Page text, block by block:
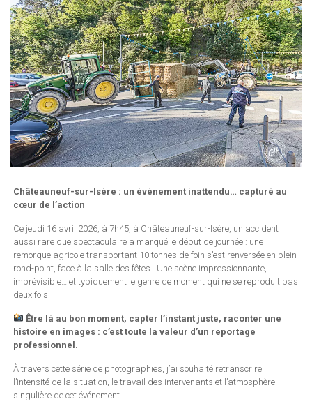
Châteauneuf-sur-Isère : un événement inattendu… capturé au
cœur de l’action
Ce jeudi 16 avril 2026, à 7h45, à Châteauneuf-sur-Isère, un accident
aussi rare que spectaculaire a marqué le début de journée : une
remorque agricole transportant 10 tonnes de foin s’est renversée en plein
rond-point, face à la salle des fêtes. Une scène impressionnante,
imprévisible… et typiquement le genre de moment qui ne se reproduit pas
deux fois.
Être là au bon moment, capter l’instant juste, raconter une
histoire en images : c’est toute la valeur d’un reportage
professionnel.
À travers cette série de photographies, j’ai souhaité retranscrire
l’intensité de la situation, le travail des intervenants et l’atmosphère
singulière de cet événement.